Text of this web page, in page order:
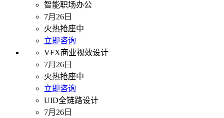
智能职场办公
7月26日
火热抢座中
立即咨询
VFX商业视效设计
7月26日
火热抢座中
立即咨询
UID全链路设计
7月26日